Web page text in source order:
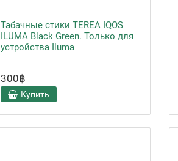
Табачные стики TEREA IQOS
ILUMA Black Green. Только для
устройства Iluma
300฿
Купить